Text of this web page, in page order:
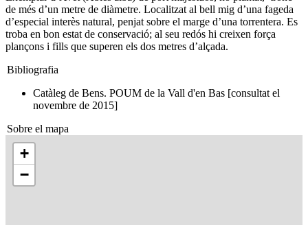
de més d’un metre de diàmetre. Localitzat al bell mig d’una fageda
d’especial interès natural, penjat sobre el marge d’una torrentera. Es
troba en bon estat de conservació; al seu redós hi creixen força
plançons i fills que superen els dos metres d’alçada.
Bibliografia
Catàleg de Bens. POUM de la Vall d'en Bas [consultat el
novembre de 2015]
Sobre el mapa
+
−